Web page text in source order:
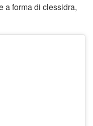
a forma di clessidra,